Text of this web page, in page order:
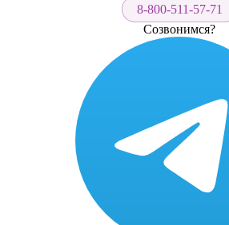
8-800-511-57-71
Созвонимся?